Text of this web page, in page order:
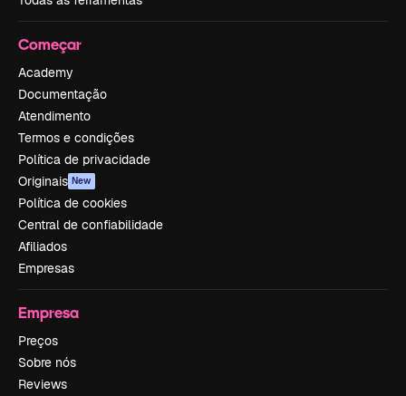
Começar
Academy
Documentação
Atendimento
Termos e condições
Política de privacidade
Originais New
Política de cookies
Central de confiabilidade
Afiliados
Empresas
Empresa
Preços
Sobre nós
Reviews